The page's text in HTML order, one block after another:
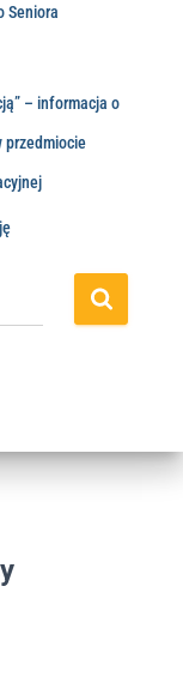
Seniora
– informacja o
przedmiocie